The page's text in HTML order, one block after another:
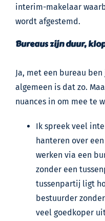
interim-makelaar
wordt afgestemd.
Bureaus zijn duur,
Ja, met een bureau
algemeen is dat zo.
nuances in om mee te
Ik spreek veel
hanteren over
werken via een
zonder een
tussenpartij ligt
bestuurder
veel goedkoper